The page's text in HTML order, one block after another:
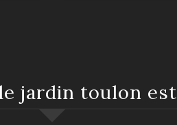
jardin toulon est